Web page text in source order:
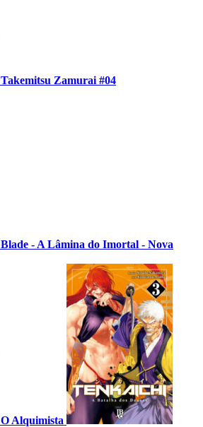
Takemitsu Zamurai #04
Blade - A Lâmina do Imortal - Nova
O Alquimista